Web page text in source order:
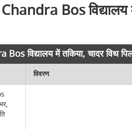
Bos विद्यालय
विद्यालय में तकिया, चादर विथ
विवरण